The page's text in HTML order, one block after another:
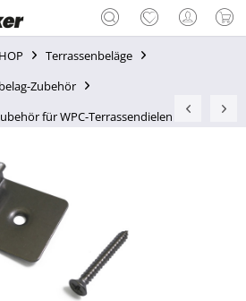
Terrassenbeläge
Zubehör
für WPC-Terrassendielen